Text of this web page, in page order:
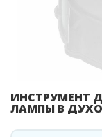
ИНСТРУМЕНТ
ЛАМПЫ В